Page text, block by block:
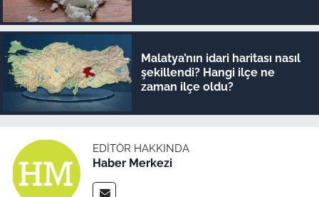
Malatya’nın idari haritası nasıl
şekillendi? Hangi ilçe ne
zaman ilçe oldu?
EDITÖR HAKKINDA
Haber Merkezi